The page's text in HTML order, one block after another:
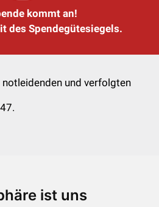
ist uns
kommt an!
des Spendegütesiegels.
notleidenden und verfolgten
NOT - Österreich